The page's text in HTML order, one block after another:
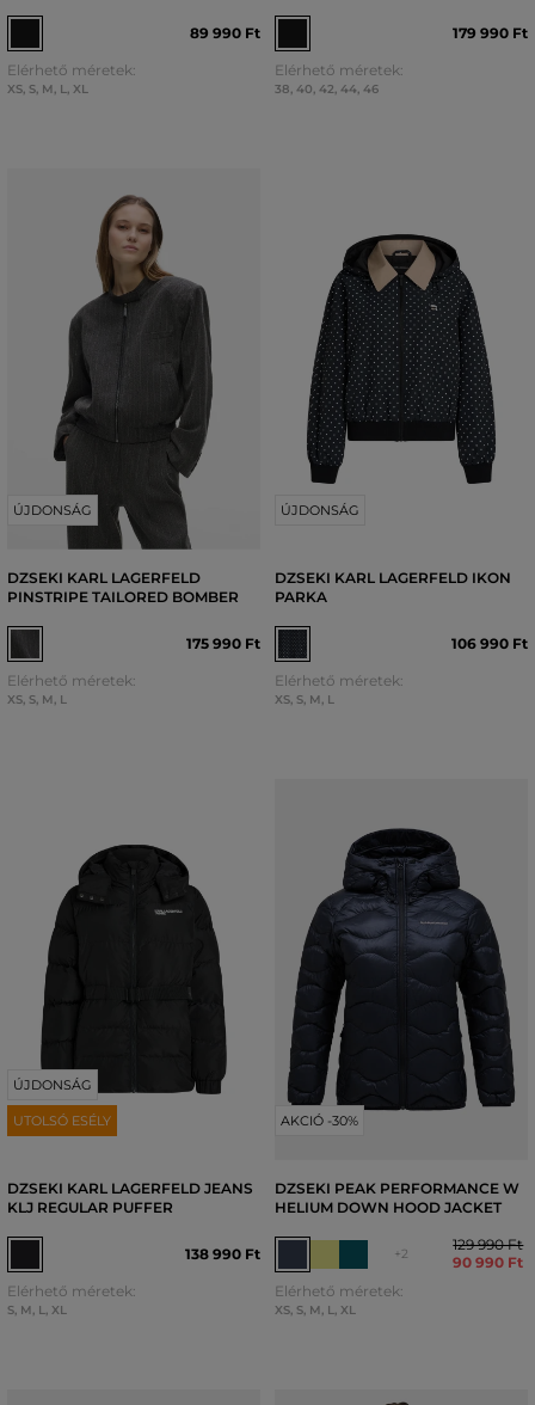
89 990 Ft
Elérhető méretek:
XS, S, M L XL
179 990 Ft
Elérhető méretek:
38 40 42 44 46
ÚJDONSÁG
DZSEKI KARL LAGERFELD
PINSTRIPE TAILORED BOMBER
175 990 Ft
Elérhető méretek:
XS, S, M, L
ÚJDONSÁG
DZSEKI KARL LAGERFELD IKON
PARKA
106 990 Ft
Elérhető méretek:
XS, S, M, L
ÚJDONSÁG
UTOLSÓ ESÉLY
DZSEKI KARL LAGERFELD JEANS
KLJ REGULAR PUFFER
138 990 Ft
Elérhető méretek:
S, M, L, XL
AKCIÓ -30%
DZSEKI PEAK PERFORMANCE W
HELIUM DOWN HOOD JACKET
+2
129 990 Ft
90 990 Ft
Elérhető méretek:
XS, S, M, L, XL